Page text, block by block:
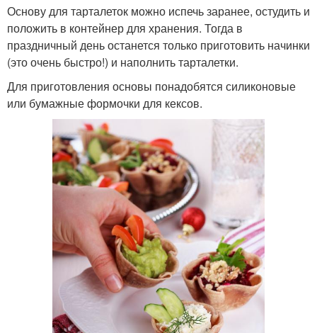
Основу для тарталеток можно испечь заранее, остудить и
положить в контейнер для хранения. Тогда в
праздничный день останется только приготовить начинки
(это очень быстро!) и наполнить тарталетки.
Для приготовления основы понадобятся силиконовые
или бумажные формочки для кексов.